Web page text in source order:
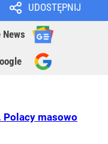
UDOSTĘPNIJ
News
masowo